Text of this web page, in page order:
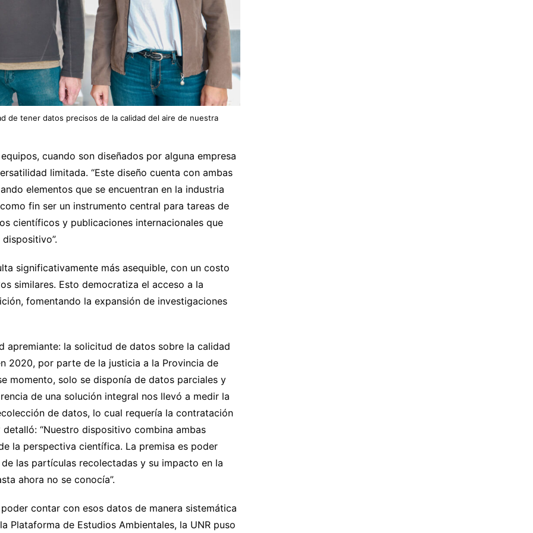
de tener datos precisos de la calidad del aire de nuestra
cuando son diseñados por alguna empresa
limitada. “Este diseño cuenta con ambas
elementos que se encuentran en la industria
fin ser un instrumento central para tareas de
científicos y publicaciones internacionales que
significativamente más asequible, con un costo
similares. Esto democratiza el acceso a la
fomentando la expansión de investigaciones
apremiante: la solicitud de datos sobre la calidad
2020, por parte de la justicia a la Provincia de
momento, solo se disponía de datos parciales y
de una solución integral nos llevó a medir la
de datos, lo cual requería la contratación
“Nuestro dispositivo combina ambas
la perspectiva científica. La premisa es poder
las partículas recolectadas y su impacto en la
ahora no se conocía”.
contar con esos datos de manera sistemática
Plataforma de Estudios Ambientales, la UNR puso